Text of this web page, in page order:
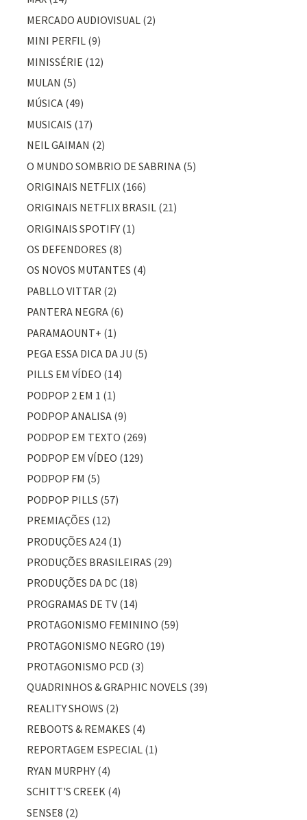
MERCADO AUDIOVISUAL (2)
MINI PERFIL (9)
MINISSÉRIE (12)
MULAN (5)
MÚSICA (49)
MUSICAIS (17)
NEIL GAIMAN (2)
O MUNDO SOMBRIO DE SABRINA (5)
ORIGINAIS NETFLIX (166)
ORIGINAIS NETFLIX BRASIL (21)
ORIGINAIS SPOTIFY (1)
OS DEFENDORES (8)
OS NOVOS MUTANTES (4)
PABLLO VITTAR (2)
PANTERA NEGRA (6)
PARAMAOUNT+ (1)
PEGA ESSA DICA DA JU (5)
PILLS EM VÍDEO (14)
PODPOP 2 EM 1 (1)
PODPOP ANALISA (9)
PODPOP EM TEXTO (269)
PODPOP EM VÍDEO (129)
PODPOP FM (5)
PODPOP PILLS (57)
PREMIAÇÕES (12)
PRODUÇÕES A24 (1)
PRODUÇÕES BRASILEIRAS (29)
PRODUÇÕES DA DC (18)
PROGRAMAS DE TV (14)
PROTAGONISMO FEMININO (59)
PROTAGONISMO NEGRO (19)
PROTAGONISMO PCD (3)
QUADRINHOS & GRAPHIC NOVELS (39)
REALITY SHOWS (2)
REBOOTS & REMAKES (4)
REPORTAGEM ESPECIAL (1)
RYAN MURPHY (4)
SCHITT'S CREEK (4)
SENSE8 (2)